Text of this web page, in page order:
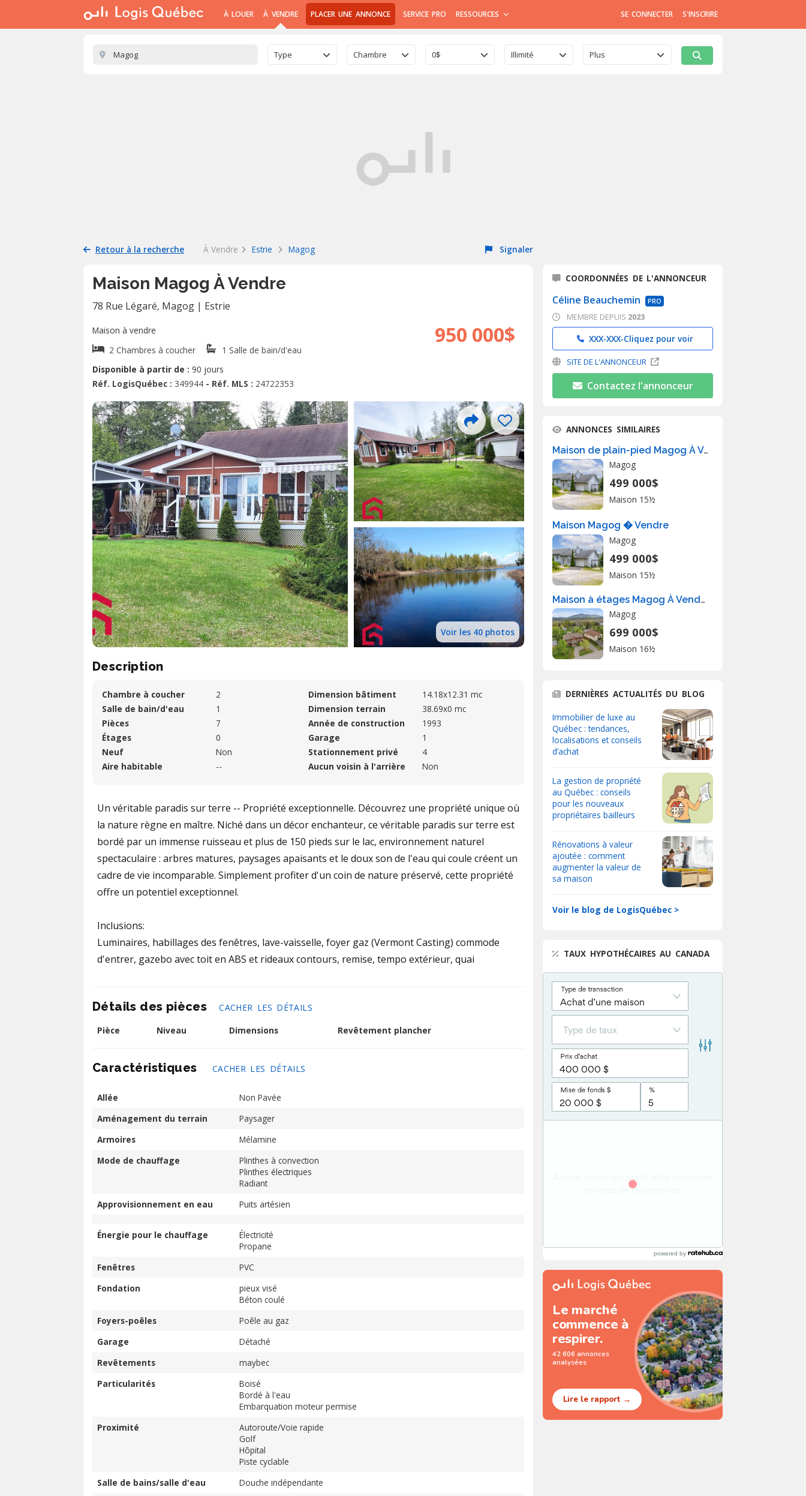
À LOUER À VENDRE PLACER UNE ANNONCE SERVICE PRO RESSOURCES SE CONNECTER S'INSCRIRE
Type Chambre 0$ Illimité Plus
Retour à la recherche À Vendre Estrie Magog Signaler
Maison Magog À Vendre
78 Rue Légaré, Magog | Estrie
950 000$
Maison à vendre
2 Chambres à coucher
1 Salle de bain/d'eau
Disponible à partir de : 90 jours
Réf. LogisQuébec : 349944 - Réf. MLS : 24722353
Voir les 40 photos
Description
Chambre à coucher
2
Salle de bain/d'eau
1
Pièces
7
Étages
0
Neuf
Non
Aire habitable
--
Dimension bâtiment
14.18x12.31 mc
Dimension terrain
38.69x0 mc
Année de construction
1993
Garage
1
Stationnement privé
4
Aucun voisin à l'arrière
Non
Un véritable paradis sur terre -- Propriété exceptionnelle. Découvrez une propriété unique où
la nature règne en maître. Niché dans un décor enchanteur, ce véritable paradis sur terre est
bordé par un immense ruisseau et plus de 150 pieds sur le lac, environnement naturel
spectaculaire : arbres matures, paysages apaisants et le doux son de l'eau qui coule créent un
cadre de vie incomparable. Simplement profiter d'un coin de nature préservé, cette propriété
offre un potentiel exceptionnel.
Inclusions:
Luminaires, habillages des fenêtres, lave-vaisselle, foyer gaz (Vermont Casting) commode
d'entrer, gazebo avec toit en ABS et rideaux contours, remise, tempo extérieur, quai
Détails des pièces
CACHER LES DÉTAILS
Pièce
Niveau Dimensions Revêtement plancher
Caractéristiques CACHER LES DÉTAILS
Allée
Non Pavée
Aménagement du terrain
Paysager
Armoires
Mélamine
Mode de chauffage
Plinthes à convection
Plinthes électriques
Radiant
Approvisionnement en eau
Puits artésien
Énergie pour le chauffage
Électricité
Propane
Fenêtres
PVC
Fondation
pieux visé
Béton coulé
Foyers-poêles
Poêle au gaz
Garage
Détaché
Revêtements
maybec
Particularités
Boisé
Bordé à l'eau
Embarquation moteur permise
Proximité
Autoroute/Voie rapide
Golf
Hôpital
Piste cyclable
Salle de bains/salle d'eau
Douche indépendante
COORDONNÉES DE L'ANNONCEUR
Céline Beauchemin PRO
MEMBRE DEPUIS 2023
XXX-XXX-Cliquez pour voir
SITE DE L'ANNONCEUR
Contactez l'annonceur
ANNONCES SIMILAIRES
Maison de plain-pied Magog À Vendre
Magog
499 000$
Maison 15½
Maison Magog � Vendre
Magog
499 000$
Maison 15½
Maison à étages Magog À Vendre
Magog
699 000$
Maison 16½
DERNIÈRES ACTUALITÉS DU BLOG
Immobilier de luxe au
Québec : tendances,
localisations et conseils
d’achat
La gestion de propriété
au Québec : conseils
pour les nouveaux
propriétaires bailleurs
Rénovations à valeur
ajoutée : comment
augmenter la valeur de
sa maison
Voir le blog de LogisQuébec >
TAUX HYPOTHÉCAIRES AU CANADA
powered by
Le marché
commence à
respirer.
42 606 annonces
analysées
Lire le rapport →